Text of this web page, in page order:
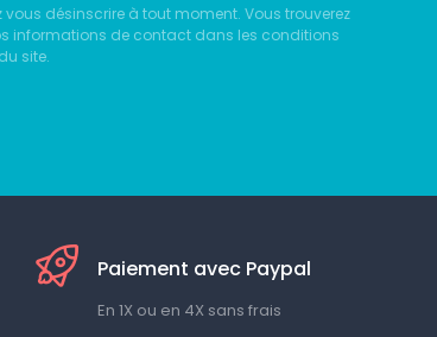
vous désinscrire à tout moment. Vous trouverez
informations de contact dans les conditions
site.
Paiement avec Paypal
En 1X ou en 4X sans frais